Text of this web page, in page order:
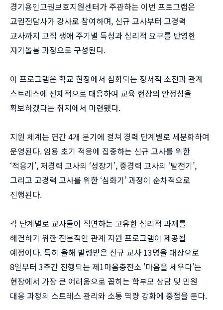
경기용인교권보호지원센터가 주관하는 이번 프로그램은
교권전담사가 강사로 참여하며, 신규 교사부터 고경력
교사까지 교직 생애 주기별 특성과 심리적 요구를 반영한
자기돌봄 과정으로 구성된다.
이 프로그램은 학교 현장에서 심화되는 정서적 소진과 관계
스트레스에 선제적으로 대응하여 교육 현장의 안정성을
확보하겠다는 취지에서 마련됐다.
지원 체계는 연간 4개 분기에 걸쳐 경력 단계별로 세분화하여
운영된다. 임용 초기 적응에 집중하는 신규 교사를 위한
‘적응기’, 저경력 교사의 ‘성장기’, 중경력 교사의 ‘발전기’,
그리고 고경력 교사를 위한 ‘심화기’ 과정이 순차적으로
진행된다.
각 단계별로 교사들이 직면하는 고유한 심리적 과제를
해결하기 위한 전문적인 관계 지원 프로그램이 제공될
예정이다. 특히 올해 발령받은 신규 교사 13명을 대상으로
8일부터 3주간 진행되는 제1마음충전소 '마음을 세우다'는
현장에서 가장 큰 어려움으로 꼽히는 학부모 상담 및 민원
대응 과정의 스트레스 관리와 소통 역량 강화에 중점을 둔다.